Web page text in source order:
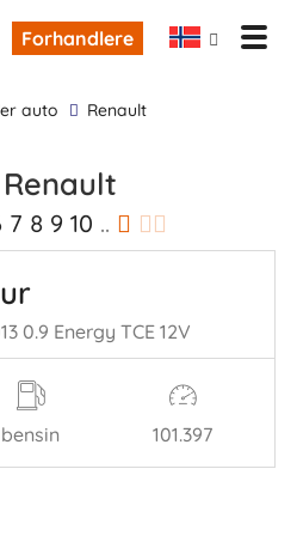
Forhandlere
auto Renault
7 8 9 10 ..
0.9 Energy TCE 12V
bensin 101.397